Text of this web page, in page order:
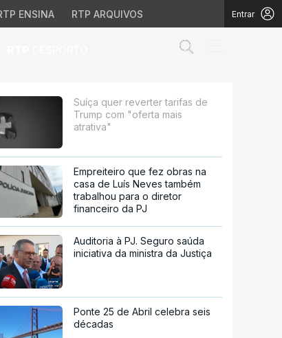
ENSINA RTP ARQUIVOS Entrar
mais atrativa"
Suíça quer reverter tarifas de
Trump com "oferta mais
atrativa"
Empreiteiro que fez obras na
casa de Luís Neves também
trabalhou para o diretor
financeiro da PJ
Auditoria à PJ. Seguro saúda
iniciativa da ministra da Justiça
Ponte 25 de Abril celebra seis
décadas